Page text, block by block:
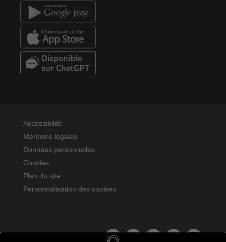
Accessibilité
Mentions légales
Données personnelles
Cookies
Plan du site
Personnalisation des cookies
La MAIF sur facebook
La MAIF sur tiktok
La MAIF sur youtube
La MAIF sur
La MAIF